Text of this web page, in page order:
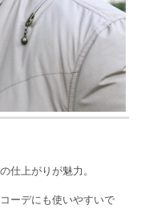
仕上がりが魅力。
ーデにも使いやすいで